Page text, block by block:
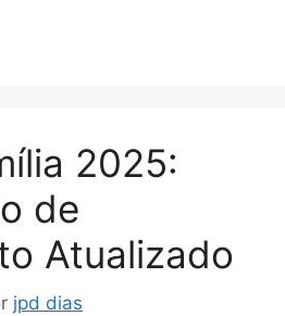
2025:
de
Atualizado
jpd dias